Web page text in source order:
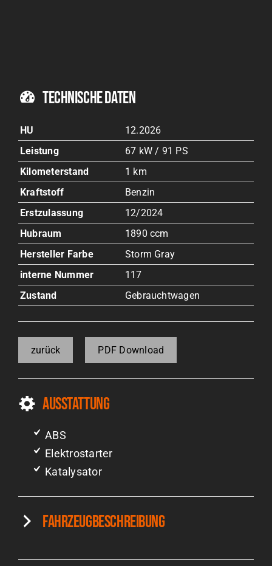
Technische Daten
HU
12.2026
Leistung
67 kW / 91 PS
Kilometerstand
1 km
Kraftstoff
Benzin
Erstzulassung
12/2024
Hubraum
1890 ccm
Hersteller Farbe
Storm Gray
interne Nummer
117
Zustand
Gebrauchtwagen
zurück PDF Download
Ausstattung
ABS
Elektrostarter
Katalysator
Fahrzeugbeschreibung